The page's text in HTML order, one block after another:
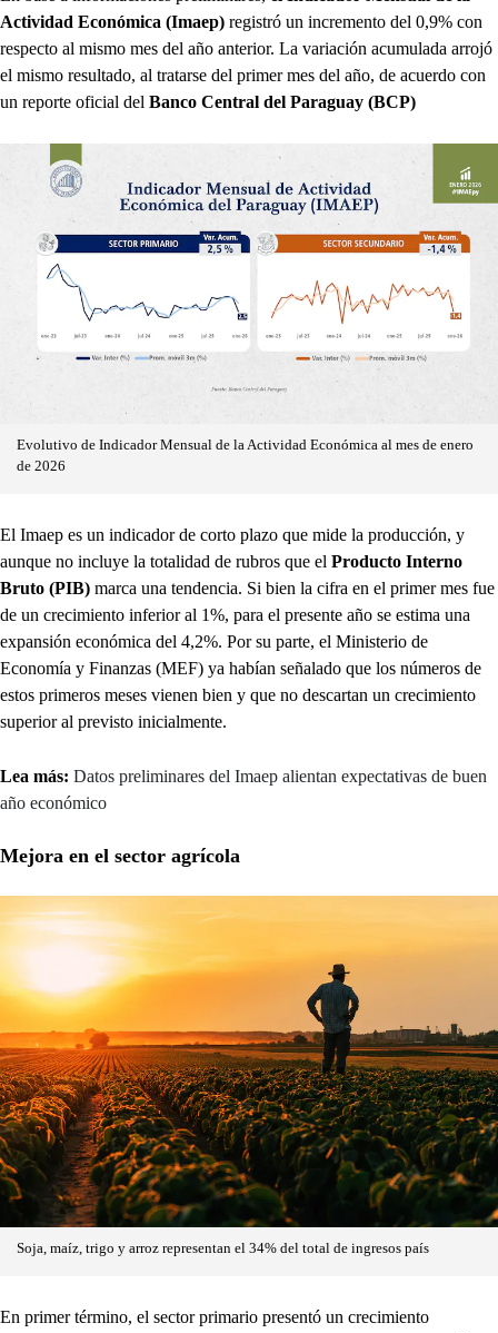
Actividad Económica (Imaep) registró un incremento del 0,9% con
respecto al mismo mes del año anterior. La variación acumulada arrojó
el mismo resultado, al tratarse del primer mes del año, de acuerdo con
un reporte oficial del Banco Central del Paraguay (BCP)
Evolutivo de Indicador Mensual de la Actividad Económica al mes de enero
de 2026
El Imaep es un indicador de corto plazo que mide la producción, y
aunque no incluye la totalidad de rubros que el Producto Interno
Bruto (PIB) marca una tendencia. Si bien la cifra en el primer mes fue
de un crecimiento inferior al 1%, para el presente año se estima una
expansión económica del 4,2%. Por su parte, el Ministerio de
Economía y Finanzas (MEF) ya habían señalado que los números de
estos primeros meses vienen bien y que no descartan un crecimiento
superior al previsto inicialmente.
Lea más: Datos preliminares del Imaep alientan expectativas de buen
año económico
Mejora en el sector agrícola
Soja, maíz, trigo y arroz representan el 34% del total de ingresos país
En primer término, el sector primario presentó un crecimiento